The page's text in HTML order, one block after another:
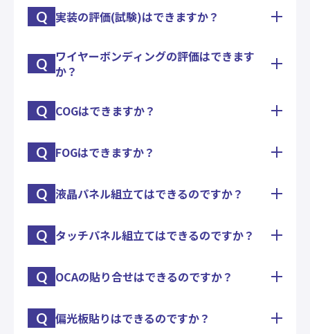
パッケージの大きな漏れが分かるエアリークテスト
テストを実施するする設備を保有しておりますの
で、お気軽にご相談ください
Q 実装の評価(試験)はできますか？
ダイシェア強度試験、ワイヤープル強度試験、ボー
ルシェア強度試験、ACF実装時のピール強度試験の
ます。
Q ワイヤーボンディングの評価はできます
か？
品質保証やメッキ評価の為に、ワイヤーボンディン
す。
金ワイヤーボンディング以外にも、銀ワイヤー・銅
※基板状態によりボンディングが出来ない場合がご
ざいますので、まずはご相談ください
Q COGはできますか？
多種多様なサンプル作成を通じ、弊社では高いCOG
基板中央部へICが配置されるガラス回路基板への
COGにも対応が可能です。
す。
実装にお困りの際は、是非ご相談下さい。
Q FOGはできますか？
多種多様なサンプル作成を通じ、弊社では高いFOG
2017年より、26μmピッチというファインピッチ対
応を開始致しました。
装等の取り組みを行っております。
FOGでお困りの際は、是非ご相談下さい。
Q 液晶パネル組立てはできるのですか？
弊社のLCDモジュール工程の量産経験をベースに、
ニット組立て・点灯検査まで対応が可能です。
1pcsから試作対応致しますので、お気軽に御相談
Q タッチパネル組立てはできるのですか？
弊社のLCDモジュール工程の量産経験をベースに、
能です。
現在需要が拡大しているタッチセンサーの組立は、
Q OCAの貼り合せはできるのですか？
10年以上の貼付実績がある偏光板貼付技術を用い
Q 偏光板貼りはできるのですか？